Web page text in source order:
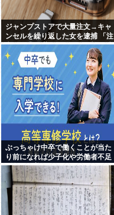
ジャンプストアで大量注文→キャ
ンセルを繰り返した女を逮捕 「注
文で欲求が満たされた」総額43億
円
ぶっちゃけ中卒で働くことが当た
り前になれば少子化や労働者不足
問題は改善するよな